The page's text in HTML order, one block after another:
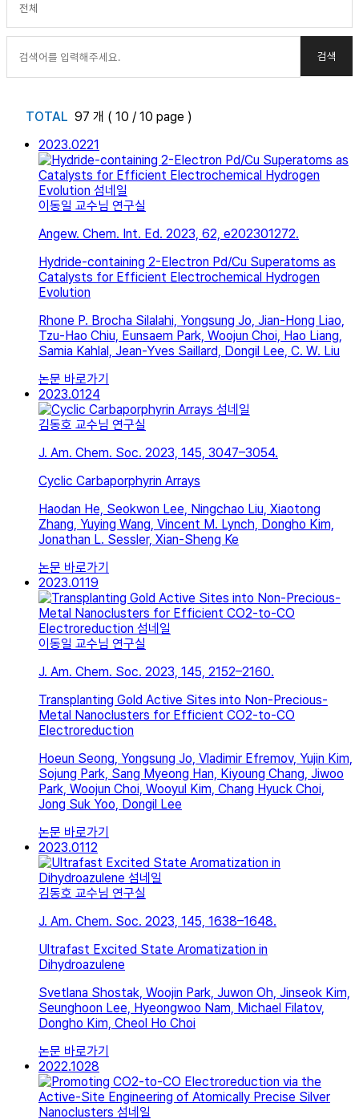
TOTAL 97 개 ( 10 / 10 page )
2023.0221
이동일 교수님 연구실
Angew. Chem. Int. Ed. 2023, 62, e202301272.
Hydride-containing 2-Electron Pd/Cu Superatoms as
Catalysts for Efficient Electrochemical Hydrogen
Evolution
Rhone P. Brocha Silalahi, Yongsung Jo, Jian-Hong Liao,
Tzu-Hao Chiu, Eunsaem Park, Woojun Choi, Hao Liang,
Samia Kahlal, Jean-Yves Saillard, Dongil Lee, C. W. Liu
논문 바로가기
2023.0124
김동호 교수님 연구실
J. Am. Chem. Soc. 2023, 145, 3047–3054.
Cyclic Carbaporphyrin Arrays
Haodan He, Seokwon Lee, Ningchao Liu, Xiaotong
Zhang, Yuying Wang, Vincent M. Lynch, Dongho Kim,
Jonathan L. Sessler, Xian-Sheng Ke
논문 바로가기
2023.0119
이동일 교수님 연구실
J. Am. Chem. Soc. 2023, 145, 2152–2160.
Transplanting Gold Active Sites into Non-Precious-
Metal Nanoclusters for Efficient CO2-to-CO
Electroreduction
Hoeun Seong, Yongsung Jo, Vladimir Efremov, Yujin Kim,
Sojung Park, Sang Myeong Han, Kiyoung Chang, Jiwoo
Park, Woojun Choi, Wooyul Kim, Chang Hyuck Choi,
Jong Suk Yoo, Dongil Lee
논문 바로가기
2023.0112
김동호 교수님 연구실
J. Am. Chem. Soc. 2023, 145, 1638–1648.
Ultrafast Excited State Aromatization in
Dihydroazulene
Svetlana Shostak, Woojin Park, Juwon Oh, Jinseok Kim,
Seunghoon Lee, Hyeongwoo Nam, Michael Filatov,
Dongho Kim, Cheol Ho Choi
논문 바로가기
2022.1028